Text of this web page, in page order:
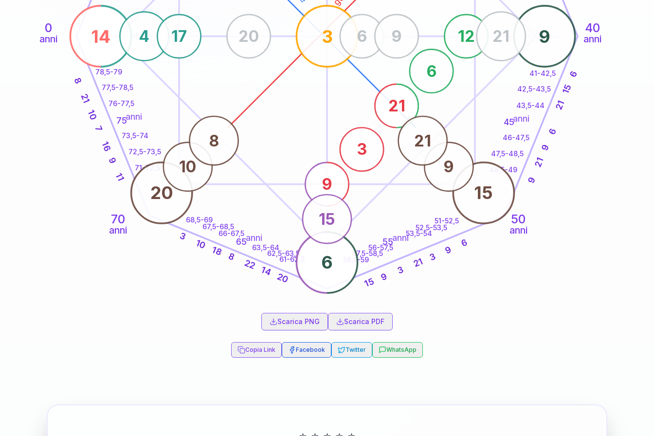
0
anni
40
anni
50
anni
anni
70
anni
41-42,5
42,5-43,5
43,5-44
46-47,5
47,5-48,5
48,5-49
51-52,5
52,5-53,5
53,5-54
56-57,5
57,5-58,5
58,5-59
61-62,5
62,5-63,5
63,5-64
66-67,5
67,5-68,5
68,5-69
71-72,5
72,5-73,5
73,5-74
76-77,5
77,5-78,5
78,5-79 6
15
21
6
9
21
9
6
9
3
21
3
9
15
20
14
22
8
18
10
3
11
9
16
7
10
21
8
14 9
6
3
20 15
9
3
21
6
12
4 21
15
17 6 9
20
10
8
9
21
45anni
55anni
65anni
75anni
Scarica PNG Scarica PDF
Copia Link Facebook Twitter WhatsApp